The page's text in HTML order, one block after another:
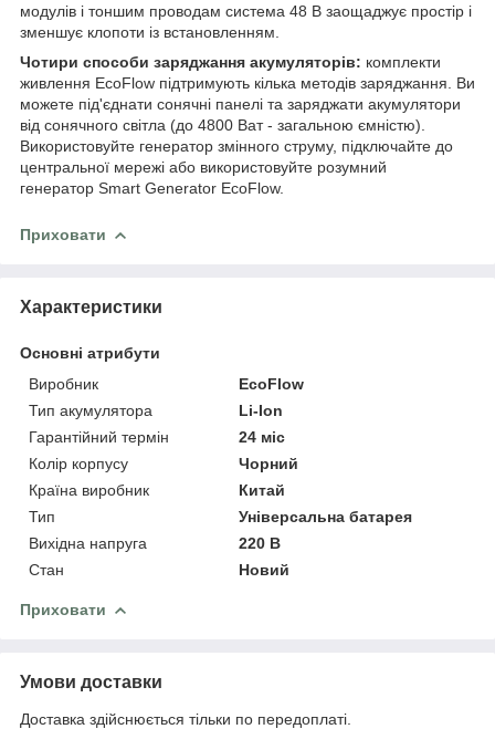
модулів і тоншим проводам система 48 В заощаджує простір і
зменшує клопоти із встановленням.
Чотири способи заряджання акумуляторів: комплекти
живлення EcoFlow підтримують кілька методів заряджання. Ви
можете під'єднати сонячні панелі та заряджати акумулятори
від сонячного світла (до 4800 Ват - загальною ємністю).
Використовуйте генератор змінного струму, підключайте до
центральної мережі або використовуйте розумний
генератор Smart Generator EcoFlow.
Приховати
Характеристики
Основні атрибути
Виробник
EcoFlow
Тип акумулятора
Li-Ion
Гарантійний термін
24 міс
Колір корпусу
Чорний
Країна виробник
Китай
Тип
Універсальна батарея
Вихідна напруга
220 В
Стан
Новий
Приховати
Умови доставки
Доставка здійснюється тільки по передоплаті.